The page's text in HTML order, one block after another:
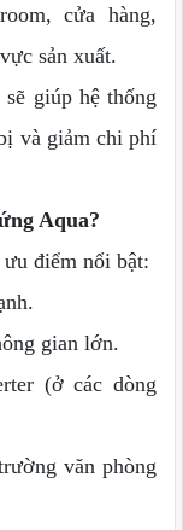
cửa hàng,
sản xuất.
giúp hệ thống
và giảm chi phí
Aqua?
điểm nổi bật:
gian lớn.
(ở các dòng
văn phòng